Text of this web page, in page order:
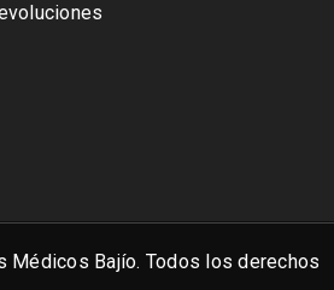
Médicos Bajío. Todos los derechos